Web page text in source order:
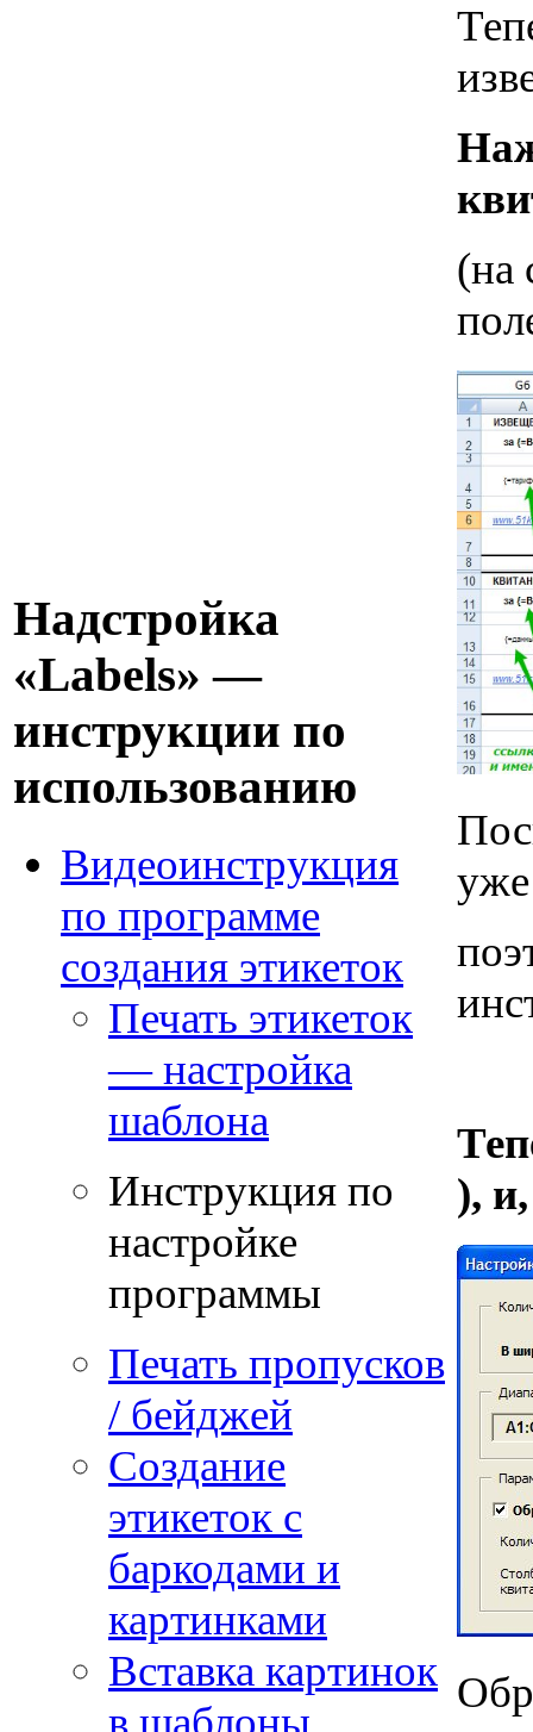
Надстройка
«Labels» —
инструкции по
использованию
Видеоинструкция
по программе
создания этикеток
Печать этикеток
— настройка
шаблона
Инструкция по
настройке
программы
Печать пропусков
/ бейджей
Создание
этикеток с
баркодами и
картинками
Вставка картинок
в шаблоны
(на
уже
),